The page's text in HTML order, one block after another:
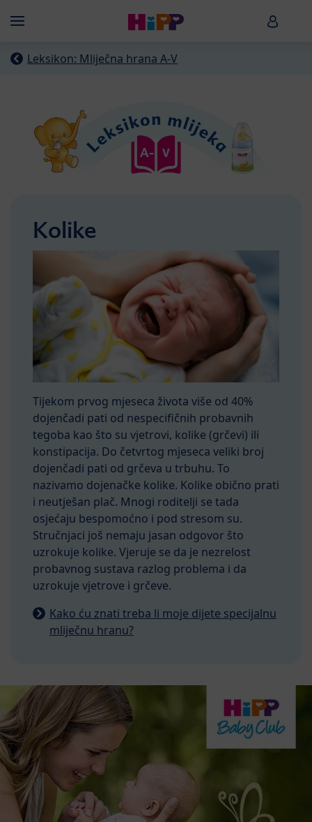
Menü HiPP
Leksikon: Mliječna hrana A-V
Kolike
Tijekom prvog mjeseca života više od 40%
dojenčadi pati od nespecifičnih probavnih
tegoba kao što su vjetrovi, kolike (grčevi) ili
konstipacija. Do četvrtog mjeseca veliki broj
dojenčadi pati od grčeva u trbuhu. To
nazivamo dojenačke kolike. Kolike obično prati
i neutješan plač. Mnogi roditelji se tada
osjećaju bespomoćno i pod stresom su.
Stručnjaci još nemaju jasan odgovor što
uzrokuje kolike. Vjeruje se da je nezrelost
probavnog sustava razlog problema i da
uzrokuje vjetrove i grčeve.
Kako ću znati treba li moje dijete specijalnu
mliječnu hranu?